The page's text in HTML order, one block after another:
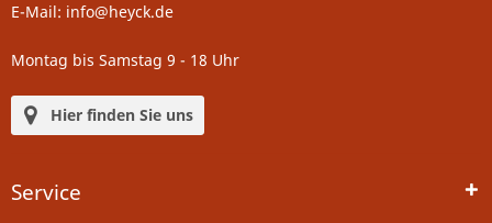
E-Mail: info@heyck.de
Montag bis Samstag 9 - 18 Uhr
Hier finden Sie uns
Service